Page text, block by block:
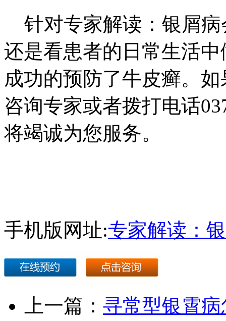
针对专家解读：银屑病
还是看患者的日常生活
成功的预防了牛皮癣。
咨询专家或者拨打电话
将竭诚为您服务。
手机版网址:专家解读：
上一篇： 寻常型银霄